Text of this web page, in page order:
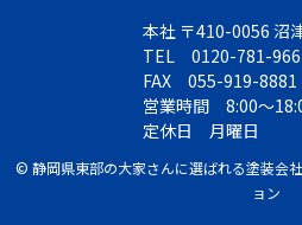
本社 〒410-0056 沼
TEL 0120​-781​-966
FAX 055​-919​-8881
営業時間 8:00〜
定休日 月曜日
© 静岡県東部の大家さんに選ばれる塗装会
ョン